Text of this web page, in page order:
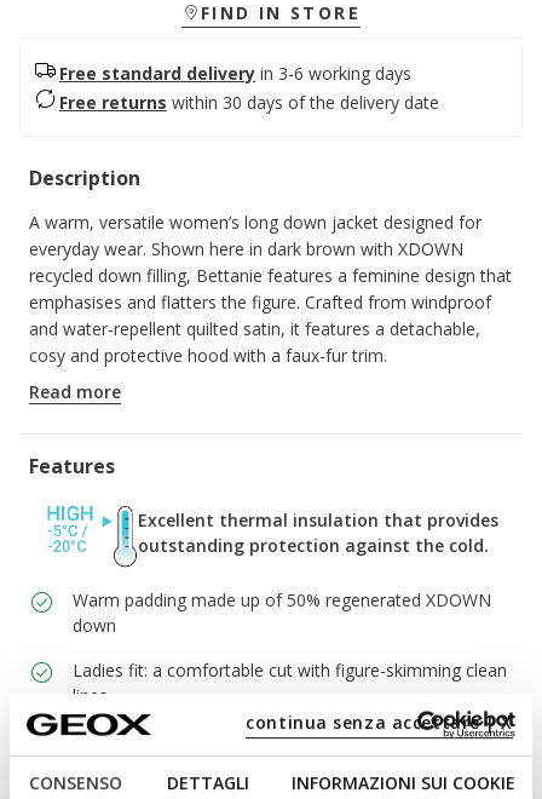
CONSENSO DETTAGLI INFORMAZIONI SUI COOKIE
continua senza accettare | X
FIND IN STORE
Free standard delivery in 3-6 working days
Free returns within 30 days of the delivery date
Description
A warm, versatile women’s long down jacket designed for
everyday wear. Shown here in dark brown with XDOWN
recycled down filling, Bettanie features a feminine design that
emphasises and flatters the figure. Crafted from windproof
and water-repellent quilted satin, it features a detachable,
cosy and protective hood with a faux-fur trim.
ITEM CODE:
Read more
Features
Excellent thermal insulation that provides
outstanding protection against the cold.
Warm padding made up of 50% regenerated XDOWN
down
Ladies fit: a comfortable cut with figure-skimming clean
lines
Fill Power 500 down jacket: light, warm and versatile,
environments. It is ideal for anyone seeking functionality